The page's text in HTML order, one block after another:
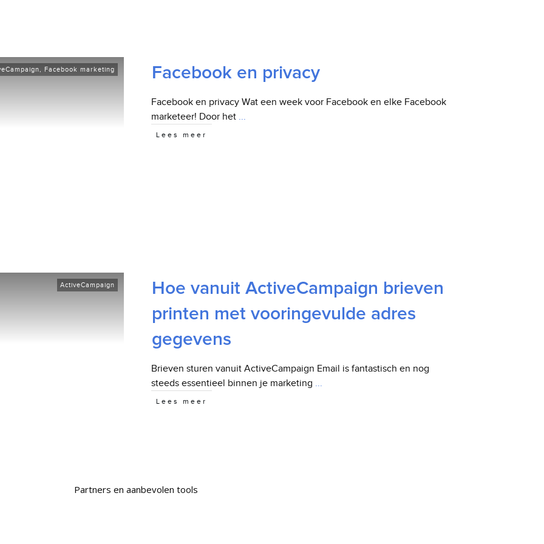
Facebook marketing Facebook en privacy
Facebook en privacy Wat een week voor Facebook en elke Facebook
marketeer! Door het ...
Lees meer
ActiveCampaign
Hoe vanuit ActiveCampaign brieven
printen met vooringevulde adres
gegevens
Brieven sturen vanuit ActiveCampaign Email is fantastisch en nog
steeds essentieel binnen je marketing ...
Lees meer
Partners en aanbevolen tools